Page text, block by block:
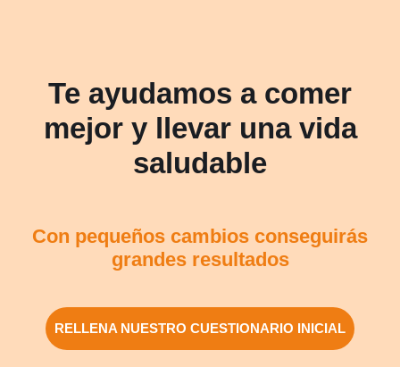
Te ayudamos a comer
mejor y llevar una vida
saludable
Con pequeños cambios conseguirás
grandes resultados
RELLENA NUESTRO CUESTIONARIO INICIAL